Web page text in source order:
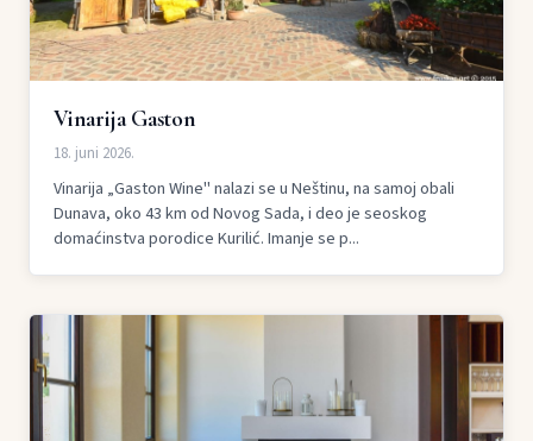
Vinarija Gaston
18. juni 2026.
Vinarija „Gaston Wine" nalazi se u Neštinu, na samoj obali
Dunava, oko 43 km od Novog Sada, i deo je seoskog
domaćinstva porodice Kurilić. Imanje se p...